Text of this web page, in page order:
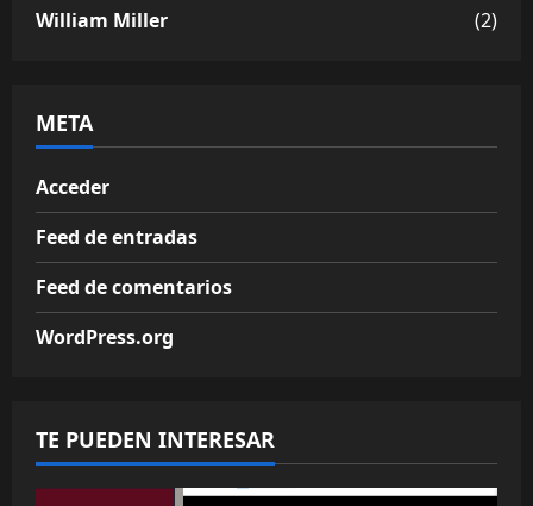
William Miller
(2)
META
Acceder
Feed de entradas
Feed de comentarios
WordPress.org
TE PUEDEN INTERESAR